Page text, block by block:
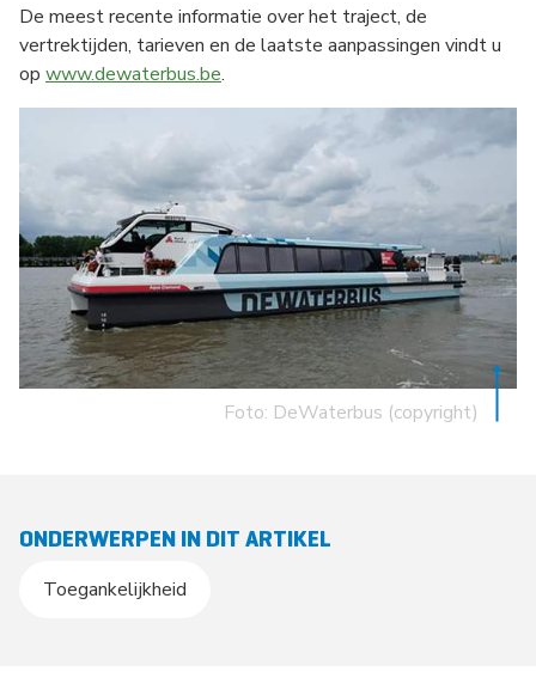
De meest recente informatie over het traject, de
vertrektijden, tarieven en de laatste aanpassingen vindt u
op www.dewaterbus.be.
Foto: DeWaterbus (copyright)
ONDERWERPEN IN DIT ARTIKEL
Toegankelijkheid